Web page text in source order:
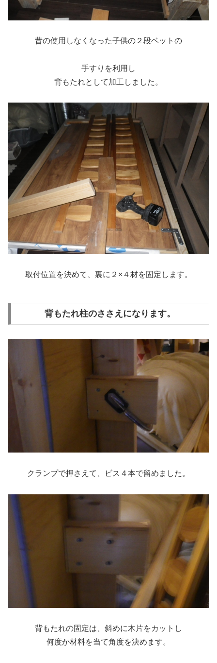
昔の使用しなくなった子供の２段ベットの
手すりを利用し
背もたれとして加工しました。
取付位置を決めて、裏に２×４材を固定します。
背もたれ柱のささえになります。
クランプで押さえて、ビス４本で留めました。
背もたれの固定は、斜めに木片をカットし
何度か材料を当て角度を決めます。